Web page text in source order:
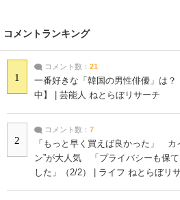
コメントランキング
1
コメント数： 21
一番好きな「韓国の男性俳優」は
中】 | 芸能人 ねとらぼリサーチ
2
コメント数： 7
「もっと早く買えば良かった」 カ
ン”が大人気 「プライバシーも保
した」（2/2） | ライフ ねとらぼリ